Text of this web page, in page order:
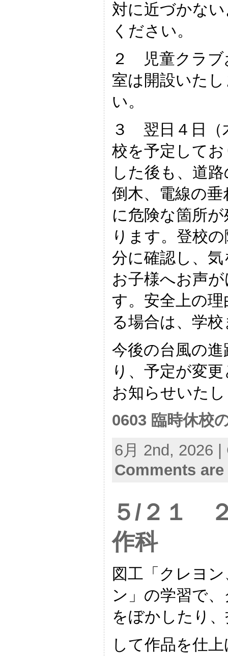
対に近づかな
ください。
２ 児童クラブ
室は開設いた
い。
３ 翌日４日（
校を予定して
した後も、道
倒木、電線の
に危険な箇所
ります。登校
分に確認し、
お子様へお声
す。安全上の
る場合は、学
今後の台風の
り、予定が変
お知らせいた
0603 臨時休校
6月 2nd, 2026
Comments
５/２１
作科
図工「クレヨ
ン」の学習で
をぼかしたり
して作品を仕